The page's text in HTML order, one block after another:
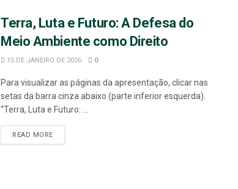
Terra, Luta e Futuro: A Defesa do
Meio Ambiente como Direito
15 DE JANEIRO DE 2026 0
Para visualizar as páginas da apresentação, clicar nas
setas da barra cinza abaixo (parte inferior esquerda).
“Terra, Luta e Futuro: ...
READ MORE